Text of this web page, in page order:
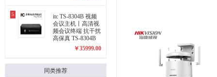
5
itc TS-8304B 视频
会议主机丨高清视
频会议终端 抗干扰
高保真 TS-8304B
￥35999.00
同类推荐